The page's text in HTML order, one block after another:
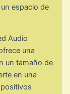
espacio de
Audio
una
un tamaño de
en una